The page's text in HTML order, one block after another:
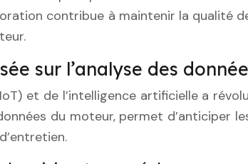
contribue à maintenir la qualité
sur l’analyse des
et de l’intelligence artificielle a
du moteur, permet